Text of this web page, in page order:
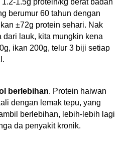
1.5g protein/kg berat badan
berumur 60 tahun dengan
±72g protein sehari. Nak
dari lauk, kita mungkin kena
ikan 200g, telur 3 biji setiap
berlebihan. Protein haiwan
dengan lemak tepu, yang
berlebihan, lebih-lebih lagi
da penyakit kronik.